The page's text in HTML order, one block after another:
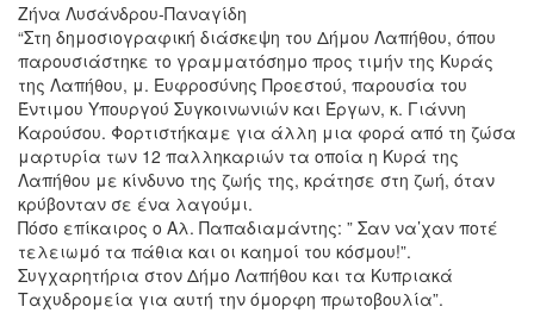
Ζήνα Λυσάνδρου-Παναγίδη
“Στη δημοσιογραφική διάσκεψη του Δήμου Λαπήθου, όπου
παρουσιάστηκε το γραμματόσημο προς τιμήν της Κυράς
της Λαπήθου, μ. Ευφροσύνης Προεστού, παρουσία του
Έντιμου Υπουργού Συγκοινωνιών και Έργων, κ. Γιάννη
Καρούσου. Φορτιστήκαμε για άλλη μια φορά από τη ζώσα
μαρτυρία των 12 παλληκαριών τα οποία η Κυρά της
Λαπήθου με κίνδυνο της ζωής της, κράτησε στη ζωή, όταν
κρύβονταν σε ένα λαγούμι.
Πόσο επίκαιρος ο Αλ. Παπαδιαμάντης: ” Σαν να’χαν ποτέ
τελειωμό τα πάθια και οι καημοί του κόσμου!”.
Συγχαρητήρια στον Δήμο Λαπήθου και τα Κυπριακά
Ταχυδρομεία για αυτή την όμορφη πρωτοβουλία”.